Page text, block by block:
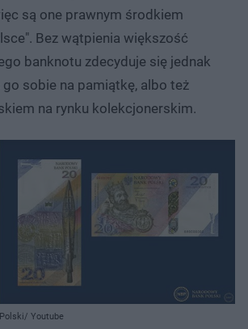
są one prawnym środkiem
Bez wątpienia większość
banknotu zdecyduje się jednak
sobie na pamiątkę, albo też
na rynku kolekcjonerskim.
Youtube